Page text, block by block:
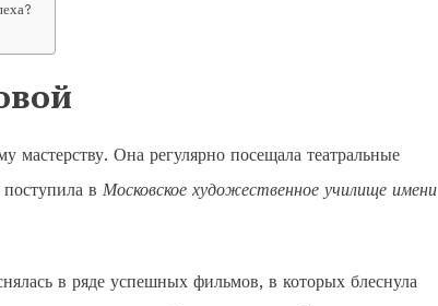
мастерству. Она регулярно посещала театральные
в Московское художественное училище имени
в ряде успешных фильмов, в которых блеснула